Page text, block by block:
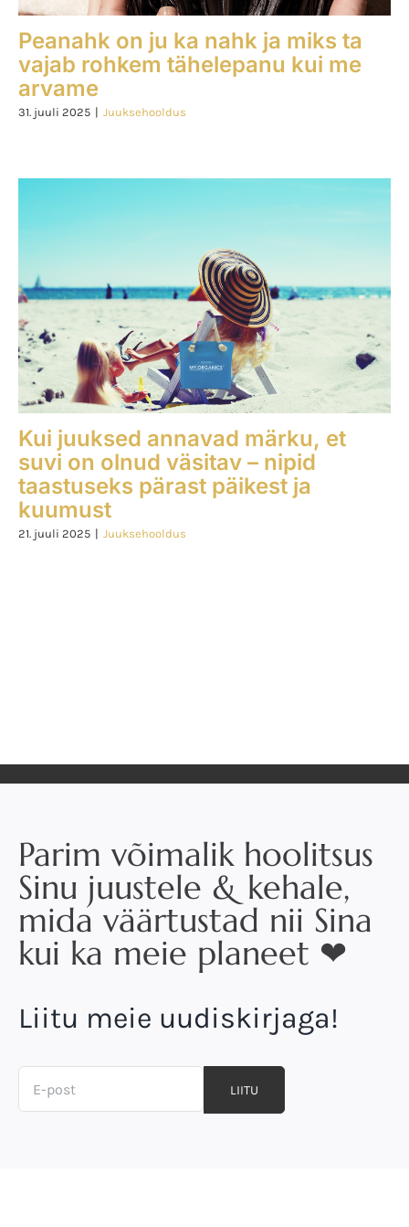
Peanahk on ju ka nahk ja miks ta
vajab rohkem tähelepanu kui me
arvame
31. juuli 2025 | Juuksehooldus
Kui juuksed annavad märku, et
suvi on olnud väsitav – nipid
taastuseks pärast päikest ja
kuumust
21. juuli 2025 | Juuksehooldus
Parim võimalik hoolitsus
Sinu juustele & kehale,
mida väärtustad nii Sina
kui ka meie planeet ❤
Liitu meie uudiskirjaga!
LIITU